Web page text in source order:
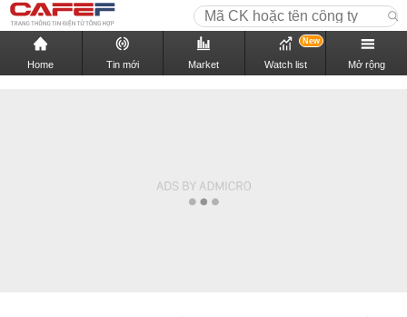
Home Tin mới Market Watch list
New
Mở rộng